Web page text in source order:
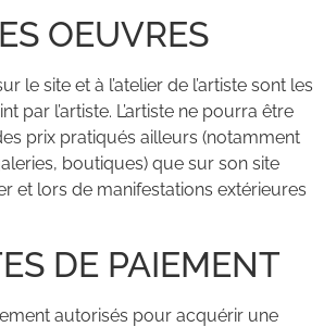
OEUVRES
le site et à l’atelier de l’artiste sont les
par l’artiste. L’artiste ne pourra être
prix pratiqués ailleurs (notamment
boutiques) que sur son site
et lors de manifestations extérieures
DE PAIEMENT
autorisés pour acquérir une